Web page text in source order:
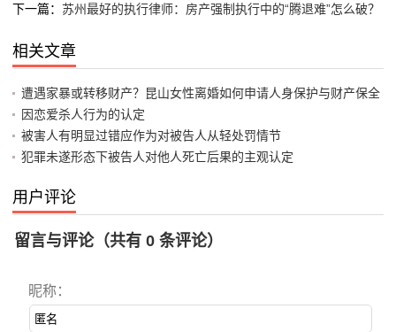
下一篇： 苏州最好的执行律师：房产强制执行中的“腾退难”怎么破？
相关文章
遭遇家暴或转移财产？昆山女性离婚如何申请人身保护与财产保全
因恋爱杀人行为的认定
被害人有明显过错应作为对被告人从轻处罚情节
犯罪未遂形态下被告人对他人死亡后果的主观认定
用户评论
留言与评论（共有 0 条评论）
昵称：